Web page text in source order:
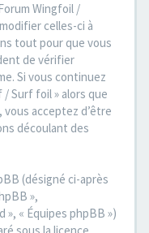
Wingfoil /
celles-ci à
tout pour que vous
de vérifier
Si vous continuez
/ Surf foil » alors que
acceptez d’être
découlant des
(désigné ci-après
»,
», « Équipes phpBB »)